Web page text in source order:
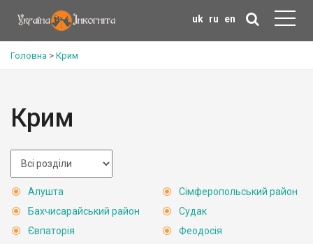
uk ru en
Головна > Крим
Крим
Алушта
Бахчисарайський район
Євпаторія
Сімферопольський район
Судак
Феодосія